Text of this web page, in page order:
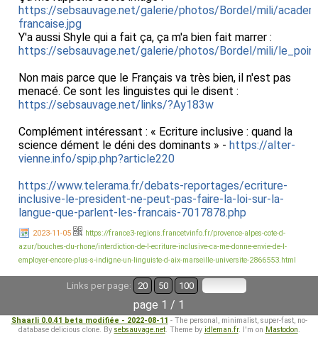
https://sebsauvage.net/galerie/photos/Bordel/mili/
francaise.jpg
Y'a aussi Shyle qui a fait ça, ça m'a bien fait marrer :
https://sebsauvage.net/galerie/photos/Bordel/mili/
Non mais parce que le Français va très bien, il n'est pas
menacé. Ce sont les linguistes qui le disent :
https://sebsauvage.net/links/?Ay183w
Complément intéressant : « Ecriture inclusive : quand la
science dément le déni des dominants » - https://alter-
vienne.info/spip.php?article220
https://www.telerama.fr/debats-reportages/ecriture-
inclusive-le-president-ne-peut-pas-faire-la-loi-sur-la-
langue-que-parlent-les-francais-7017878.php
2023-11-05
https://france3-regions.francetvinfo.fr/provence-alpes-cote-d-
azur/bouches-du-rhone/interdiction-de-l-ecriture-inclusive-ca-me-donne-envie-de-l-
employer-encore-plus-s-indigne-un-linguiste-d-aix-marseille-universite-2866553.html
Links per page: 20 50 100
page 1 / 1
Shaarli 0.0.41 beta modifiée - 2022-08-11 - The personal, minimalist, super-fast, no-
database delicious clone. By sebsauvage.net. Theme by idleman.fr. I'm on Mastodon.